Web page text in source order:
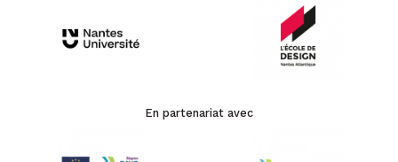
En partenariat avec